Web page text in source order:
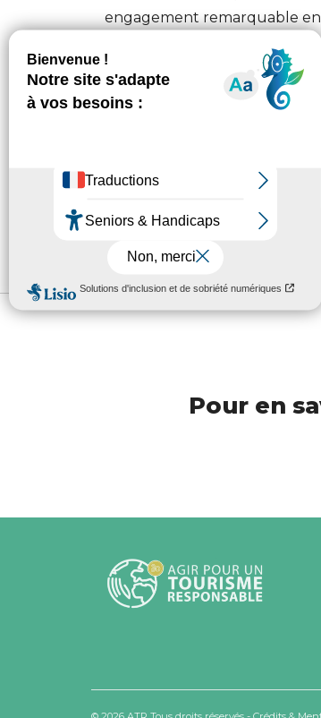
engagement remarquable
Pour en savoir plus sur les
TourHebdo
Pour en